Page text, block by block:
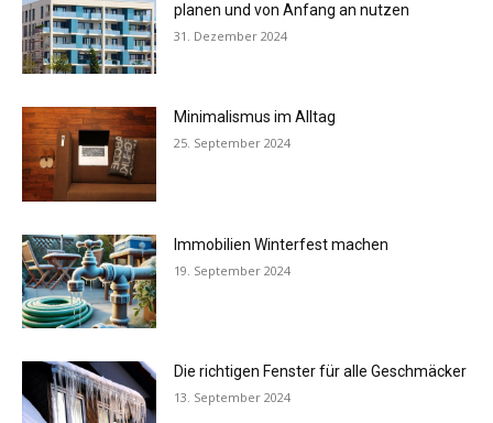
planen und von Anfang an nutzen
31. Dezember 2024
Minimalismus im Alltag
25. September 2024
Immobilien Winterfest machen
19. September 2024
Die richtigen Fenster für alle Geschmäcker
13. September 2024